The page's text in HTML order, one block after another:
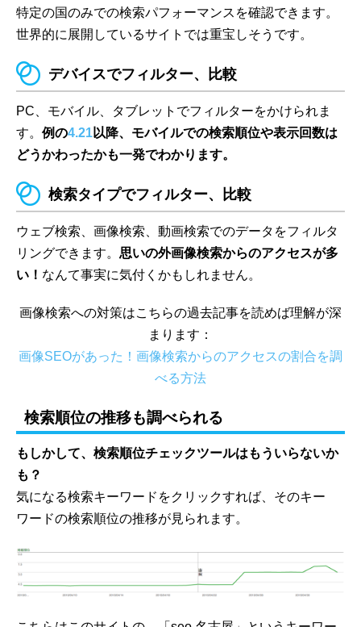
特定の国のみでの検索パフォーマンスを確認できます。
世界的に展開しているサイトでは重宝しそうです。
デバイスでフィルター、比較
PC、モバイル、タブレットでフィルターをかけられま
す。 例の4.21以降、モバイルでの検索順位や表示回数は
どうかわったかも一発でわかります。
検索タイプでフィルター、比較
ウェブ検索、画像検索、動画検索でのデータをフィルタ
リングできます。 思いの外画像検索からのアクセスが多
い！ なんて事実に気付くかもしれません。
画像検索への対策はこちらの過去記事を読めば理解が深
まります：
画像SEOがあった！画像検索からのアクセスの割合を調
べる方法
検索順位の推移も調べられる
もしかして、検索順位チェックツールはもういらないか
も？
気になる検索キーワードをクリックすれば、そのキー
ワードの検索順位の推移が見られます。